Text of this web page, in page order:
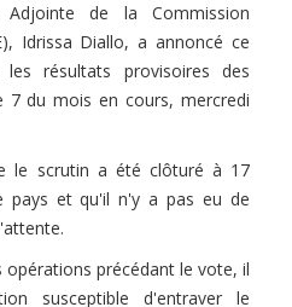
Adjointe de la Commission
Idrissa Diallo, a annoncé ce
résultats provisoires des
7 du mois en cours, mercredi
le scrutin a été clôturé à 17
pays et qu'il n'y a pas eu de
opérations précédant le vote, il
susceptible d'entraver le